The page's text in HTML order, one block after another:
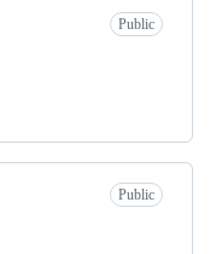
Public
Public